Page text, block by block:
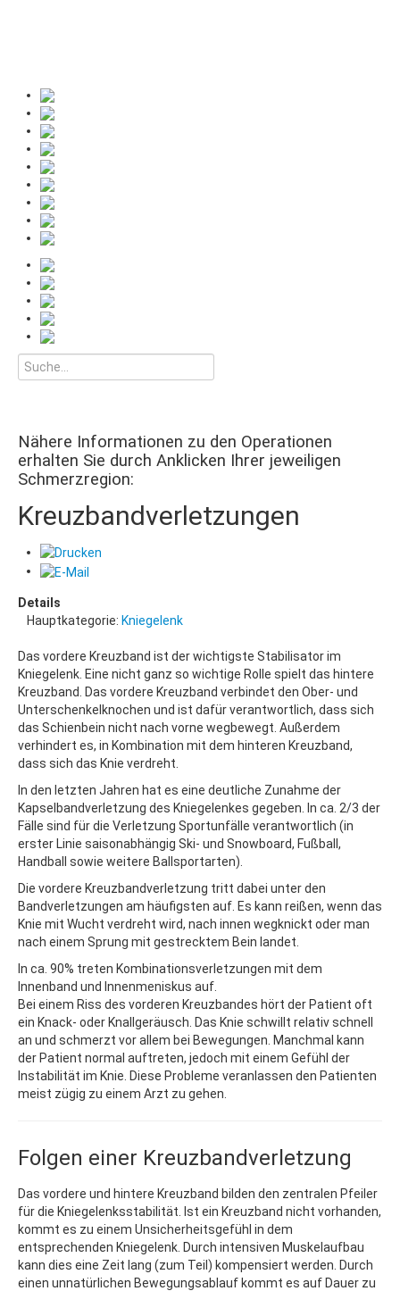
Nähere Informationen zu den Operationen
erhalten Sie durch Anklicken Ihrer jeweiligen
Schmerzregion:
Kreuzbandverletzungen
Details
Hauptkategorie: Kniegelenk
Das vordere Kreuzband ist der wichtigste Stabilisator im
Kniegelenk. Eine nicht ganz so wichtige Rolle spielt das hintere
Kreuzband. Das vordere Kreuzband verbindet den Ober- und
Unterschenkelknochen und ist dafür verantwortlich, dass sich
das Schienbein nicht nach vorne wegbewegt. Außerdem
verhindert es, in Kombination mit dem hinteren Kreuzband,
dass sich das Knie verdreht.
In den letzten Jahren hat es eine deutliche Zunahme der
Kapselbandverletzung des Kniegelenkes gegeben. In ca. 2/3 der
Fälle sind für die Verletzung Sportunfälle verantwortlich (in
erster Linie saisonabhängig Ski- und Snowboard, Fußball,
Handball sowie weitere Ballsportarten).
Die vordere Kreuzbandverletzung tritt dabei unter den
Bandverletzungen am häufigsten auf. Es kann reißen, wenn das
Knie mit Wucht verdreht wird, nach innen wegknickt oder man
nach einem Sprung mit gestrecktem Bein landet.
In ca. 90% treten Kombinationsverletzungen mit dem
Innenband und Innenmeniskus auf.
Bei einem Riss des vorderen Kreuzbandes hört der Patient oft
ein Knack- oder Knallgeräusch. Das Knie schwillt relativ schnell
an und schmerzt vor allem bei Bewegungen. Manchmal kann
der Patient normal auftreten, jedoch mit einem Gefühl der
Instabilität im Knie. Diese Probleme veranlassen den Patienten
meist zügig zu einem Arzt zu gehen.
Folgen einer Kreuzbandverletzung
Das vordere und hintere Kreuzband bilden den zentralen Pfeiler
für die Kniegelenksstabilität. Ist ein Kreuzband nicht vorhanden,
kommt es zu einem Unsicherheitsgefühl in dem
entsprechenden Kniegelenk. Durch intensiven Muskelaufbau
kann dies eine Zeit lang (zum Teil) kompensiert werden. Durch
einen unnatürlichen Bewegungsablauf kommt es auf Dauer zu